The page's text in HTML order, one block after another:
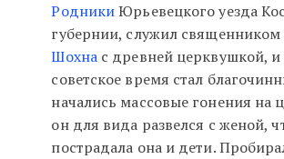
РодникиЮрьевецкого уезда
губернии, служил священником
Шохнас древней церквушкой, и
советское время стал
начались массовые гонения на
он для вида развелся с женой,
пострадала она и дети.